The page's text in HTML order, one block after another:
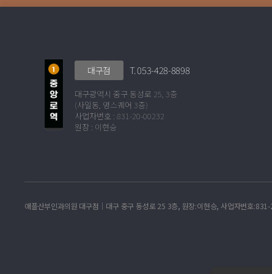
대구점 T. 053-428-8898
대구광역시 중구 동성로 25, 3층
(사일동, 영스퀘어 3층)
사업자번호 : 831-20-00232
원장 : 이현승
애플산부인과의원 대구점│대구 중구 동성로 25 3층, 원장:이현승, 사업자번호